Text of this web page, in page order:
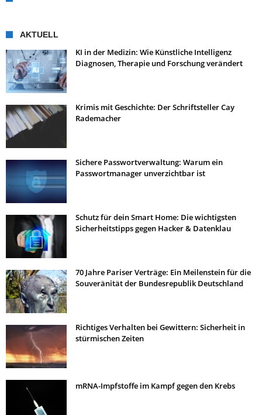
AKTUELL
KI in der Medizin: Wie Künstliche Intelligenz
Diagnosen, Therapie und Forschung verändert
Krimis mit Geschichte: Der Schriftsteller Cay
Rademacher
Sichere Passwortverwaltung: Warum ein
Passwortmanager unverzichtbar ist
Schutz für dein Smart Home: Die wichtigsten
Sicherheitstipps gegen Hacker & Datenklau
70 Jahre Pariser Verträge: Ein Meilenstein für die
Souveränität der Bundesrepublik Deutschland
Richtiges Verhalten bei Gewittern: Sicherheit in
stürmischen Zeiten
mRNA-Impfstoffe im Kampf gegen den Krebs